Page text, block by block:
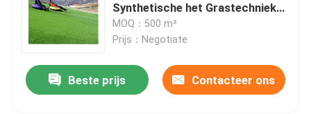
Synthetische het Grastechniek
van Snowboarding
MOQ：500 m²
Prijs：Negotiate
Beste prijs Contacteer ons